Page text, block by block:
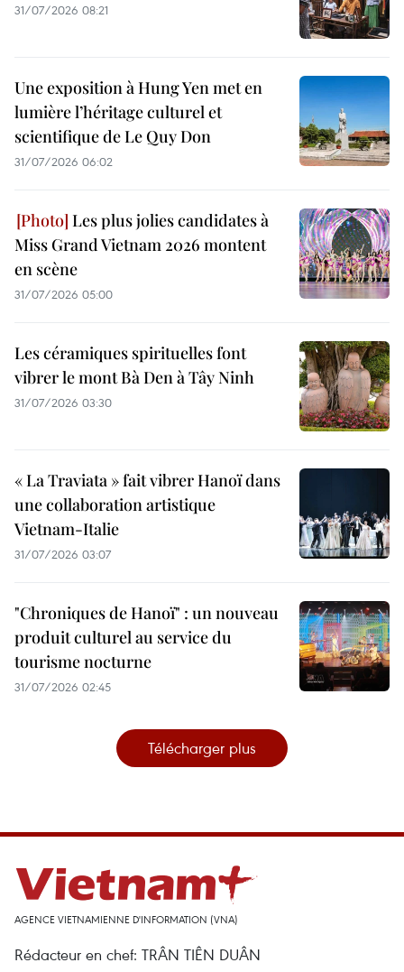
31/07/2026 08:21
Une exposition à Hung Yen met en
lumière l’héritage culturel et
scientifique de Le Quy Don
31/07/2026 06:02
Les plus jolies candidates à
Miss Grand Vietnam 2026 montent
en scène
31/07/2026 05:00
Les céramiques spirituelles font
vibrer le mont Bà Den à Tây Ninh
31/07/2026 03:30
« La Traviata » fait vibrer Hanoï dans
une collaboration artistique
Vietnam-Italie
31/07/2026 03:07
"Chroniques de Hanoï" : un nouveau
produit culturel au service du
tourisme nocturne
31/07/2026 02:45
Télécharger plus
AGENCE VIETNAMIENNE D'INFORMATION (VNA)
Rédacteur en chef: TRÂN TIÊN DUÂN